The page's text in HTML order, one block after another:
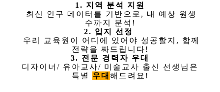
1. 지역 분석 지원
최신 인구 데이터를 기반으로, 내 예상 원생
수까지 분석!
2. 입지 선정
우리 교육원이 어디에 있어야 성공할지, 함께
전략을 짜드립니다!
3. 전문 경력자 우대
디자이너/ 유아교사/ 미술교사 출신 선생님은
특별 우대 해드려요!